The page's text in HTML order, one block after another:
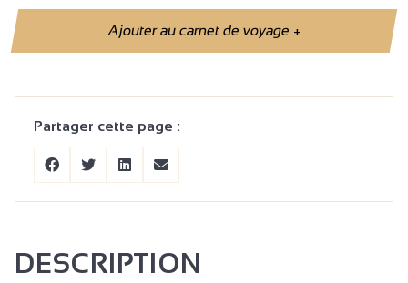
Ajouter au carnet de voyage+
Partager cette page :
DESCRIPTION